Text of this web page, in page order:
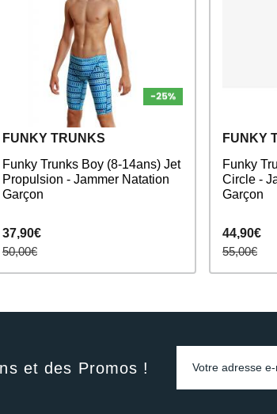
FUNKY TRUNKS
Funky Trunks Boy (8-14ans) Jet
Propulsion - Jammer Natation
Garçon
37,90€
50,00€
FUNKY
Funky
Circle -
Garçon
44,90€
55,00€
et des Promos !